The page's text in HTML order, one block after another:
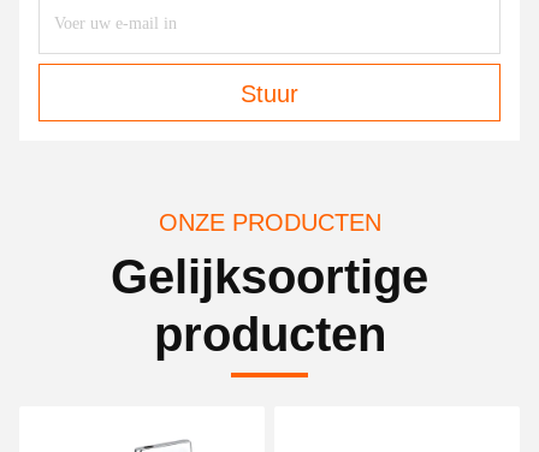
Stuur
ONZE PRODUCTEN
Gelijksoortige
producten